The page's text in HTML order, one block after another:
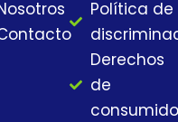
s
Política de
Derechos
de